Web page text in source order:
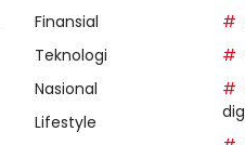
Finansial
Teknologi
Nasional
Lifestyle